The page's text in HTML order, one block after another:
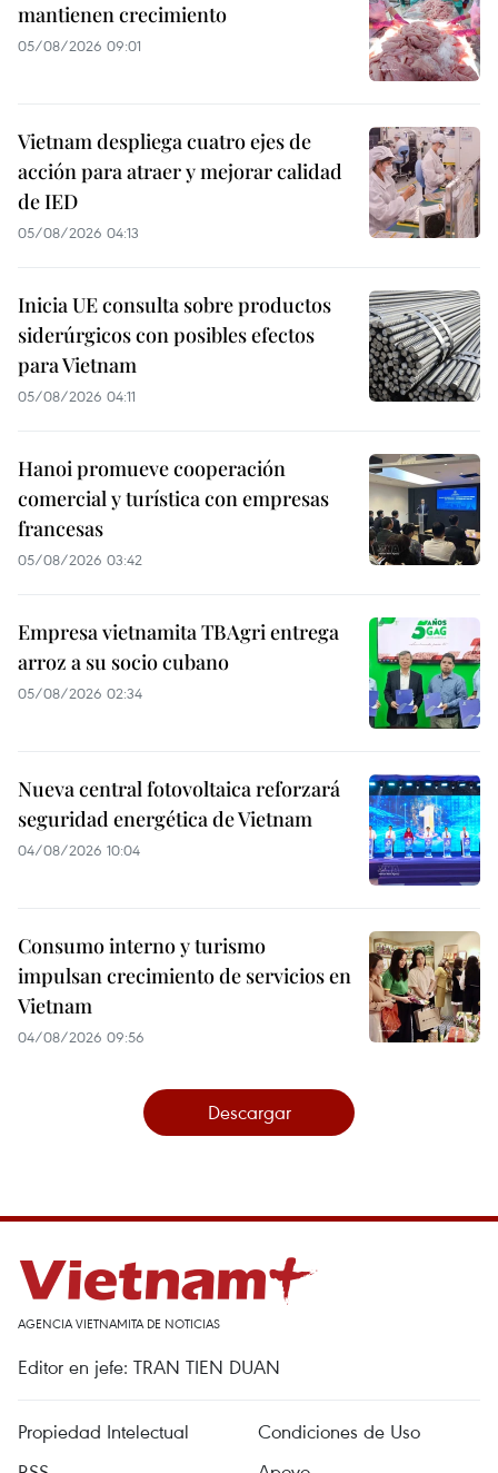
mantienen crecimiento
05/08/2026 09:01
Vietnam despliega cuatro ejes de
acción para atraer y mejorar calidad
de IED
05/08/2026 04:13
Inicia UE consulta sobre productos
siderúrgicos con posibles efectos
para Vietnam
05/08/2026 04:11
Hanoi promueve cooperación
comercial y turística con empresas
francesas
05/08/2026 03:42
Empresa vietnamita TBAgri entrega
arroz a su socio cubano
05/08/2026 02:34
Nueva central fotovoltaica reforzará
seguridad energética de Vietnam
04/08/2026 10:04
Consumo interno y turismo
impulsan crecimiento de servicios en
Vietnam
04/08/2026 09:56
Descargar
AGENCIA VIETNAMITA DE NOTICIAS
Editor en jefe: TRAN TIEN DUAN
Propiedad Intelectual
Condiciones de Uso